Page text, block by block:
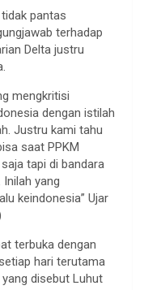
pantas
terhadap
Delta justru
mengkritisi
dengan istilah
Justru kami tahu
saat PPKM
tapi di bandara
yang
keindonesia” Ujar
terbuka dengan
hari terutama
disebut Luhut